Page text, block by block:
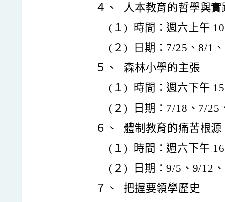
４、
人本教育的哲學與實
(１)
時間：週六上午
(２)
日期：7/25、8/1
５、
森林小學的主張
(１)
時間：週六下午
(２)
日期：7/18、7/
６、
體制教育的痛苦根源
(１)
時間：週六下午
(２)
日期：9/5、9/12
７、
把握要領學歷史